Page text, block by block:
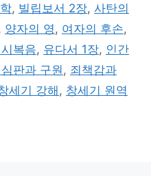
, 빌립보서 2장, 사탄의
, 양자의 영 , 여자의 후손,
복음, 유다서 1장, 인간
판과 구원 , 죄책감과
세기 강해, 창세기 원역